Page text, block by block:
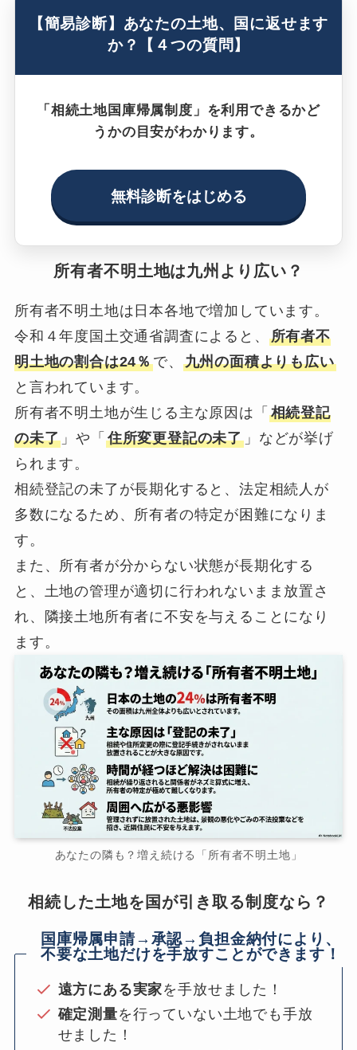
【簡易診断】あなたの土地、国に返せます
か？【４つの質問】
「相続土地国庫帰属制度」を利用できるかど
うかの目安がわかります。
無料診断をはじめる
所有者不明土地は九州より広い？
所有者不明土地は日本各地で増加しています。
令和４年度国土交通省調査によると、 所有者不
明土地の割合は24％で、 九州の面積よりも広い
と言われています。
所有者不明土地が生じる主な原因は「 相続登記
の未了 」や「 住所変更登記の未了 」などが挙げ
られます。
相続登記の未了が長期化すると、法定相続人が
多数になるため、所有者の特定が困難になりま
す。
また、所有者が分からない状態が長期化する
と、土地の管理が適切に行われないまま放置さ
れ、隣接土地所有者に不安を与えることになり
ます。
あなたの隣も？増え続ける「所有者不明土地」
相続した土地を国が引き取る制度なら？
国庫帰属申請→承認→負担金納付により、
不要な土地だけを手放すことができます！
遠方にある実家を手放せました！
確定測量を行っていない土地でも手放
せました！